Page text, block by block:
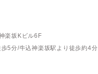
楽坂Kビル6F
歩5分/牛込神楽坂駅より徒歩約4分